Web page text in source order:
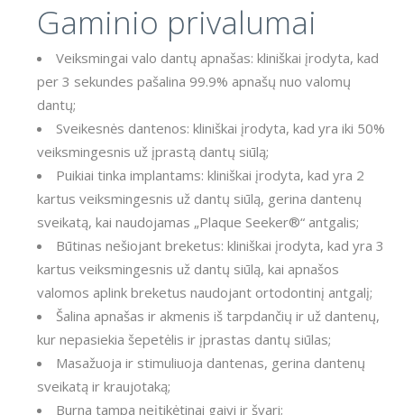
Gaminio privalumai
Veiksmingai valo dantų apnašas: kliniškai įrodyta, kad
per 3 sekundes pašalina 99.9% apnašų nuo valomų
dantų;
Sveikesnės dantenos: kliniškai įrodyta, kad yra iki 50%
veiksmingesnis už įprastą dantų siūlą;
Puikiai tinka implantams: kliniškai įrodyta, kad yra 2
kartus veiksmingesnis už dantų siūlą, gerina dantenų
sveikatą, kai naudojamas „Plaque Seeker®“ antgalis;
Būtinas nešiojant breketus: kliniškai įrodyta, kad yra 3
kartus veiksmingesnis už dantų siūlą, kai apnašos
valomos aplink breketus naudojant ortodontinį antgalį;
Šalina apnašas ir akmenis iš tarpdančių ir už dantenų,
kur nepasiekia šepetėlis ir įprastas dantų siūlas;
Masažuoja ir stimuliuoja dantenas, gerina dantenų
sveikatą ir kraujotaką;
Burna tampa neįtikėtinai gaivi ir švari;